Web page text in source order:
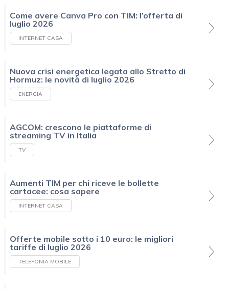
Come avere Canva Pro con TIM: l’offerta di
luglio 2026
INTERNET CASA
Nuova crisi energetica legata allo Stretto di
Hormuz: le novità di luglio 2026
ENERGIA
AGCOM: crescono le piattaforme di
streaming TV in Italia
TV
Aumenti TIM per chi riceve le bollette
cartacee: cosa sapere
INTERNET CASA
Offerte mobile sotto i 10 euro: le migliori
tariffe di luglio 2026
TELEFONIA MOBILE